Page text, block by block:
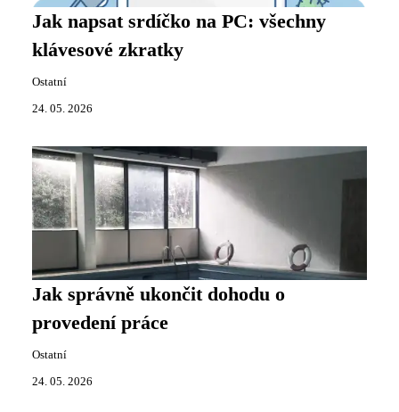
Jak napsat srdíčko na PC: všechny
klávesové zkratky
Ostatní
24. 05. 2026
Jak správně ukončit dohodu o
provedení práce
Ostatní
24. 05. 2026